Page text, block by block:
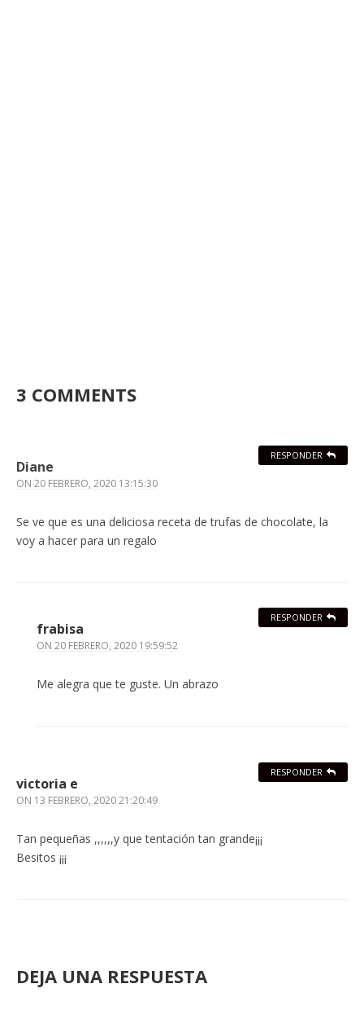
3 COMMENTS
Diane
ON 20 FEBRERO, 2020 13:15:30
Se ve que es una deliciosa receta de trufas de chocolate, la
voy a hacer para un regalo
RESPONDER
frabisa
ON 20 FEBRERO, 2020 19:59:52
Me alegra que te guste. Un abrazo
RESPONDER
victoria e
ON 13 FEBRERO, 2020 21:20:49
Tan pequeñas ,,,,,,y que tentación tan grande¡¡¡
Besitos ¡¡¡
RESPONDER
DEJA UNA RESPUESTA